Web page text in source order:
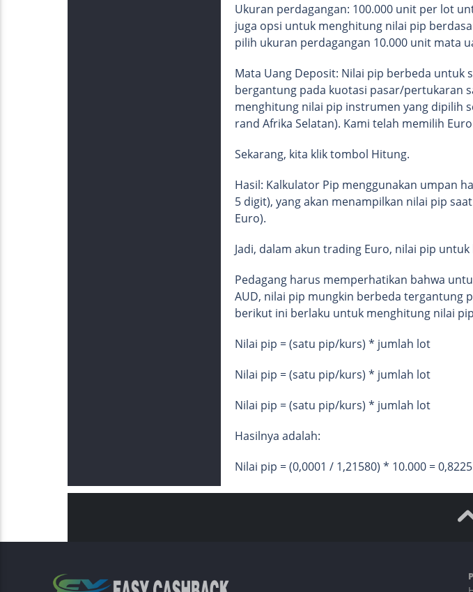
Ukuran perdagangan: 100.000 unit per lot
juga opsi untuk menghitung nilai pip
pilih ukuran perdagangan 10.000 unit mata
Mata Uang Deposit: Nilai pip berbeda untuk
bergantung pada kuotasi pasar/pertukaran
menghitung nilai pip instrumen yang dipilih
rand Afrika Selatan). Kami telah memilih
Sekarang, kita klik tombol Hitung.
Hasil: Kalkulator Pip menggunakan umpan
5 digit), yang akan menampilkan nilai pip
Euro).
Jadi, dalam akun trading Euro, nilai pip untuk
Pedagang harus memperhatikan bahwa
AUD, nilai pip mungkin berbeda tergantung
berikut ini berlaku untuk menghitung nilai
Nilai pip = (satu pip/kurs) * jumlah lot
Nilai pip = (satu pip/kurs) * jumlah lot
Nilai pip = (satu pip/kurs) * jumlah lot
Hasilnya adalah:
Nilai pip = (0,0001 / 1,21580) * 10.000 =